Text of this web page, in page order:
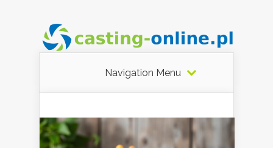
Navigation Menu